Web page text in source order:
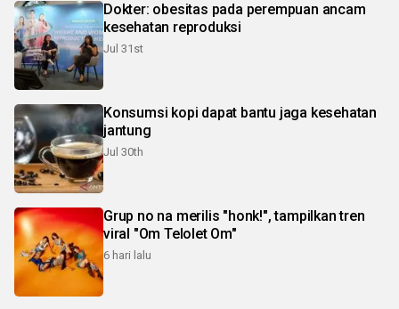
Dokter: obesitas pada perempuan ancam
kesehatan reproduksi
Jul 31st
Konsumsi kopi dapat bantu jaga kesehatan
jantung
Jul 30th
Grup no na merilis "honk!", tampilkan tren
viral "Om Telolet Om"
6 hari lalu